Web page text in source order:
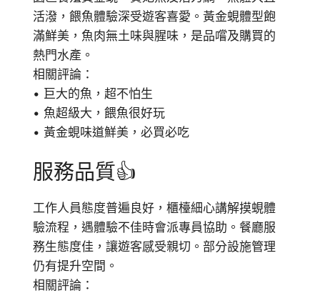
活潑，餵魚體驗深受遊客喜愛。黃金蜆體型飽
滿鮮美，魚肉無土味與腥味，是品嚐及購買的
熱門水產。
相關評論：
• 巨大的魚，超不怕生
• 魚超級大，餵魚很好玩
• 黃金蜆味道鮮美，必買必吃
服務品質👍
工作人員態度普遍良好，櫃檯細心講解摸蜆體
驗流程，遇體驗不佳時會派專員協助。餐廳服
務生態度佳，讓遊客感受親切。部分設施管理
仍有提升空間。
相關評論：